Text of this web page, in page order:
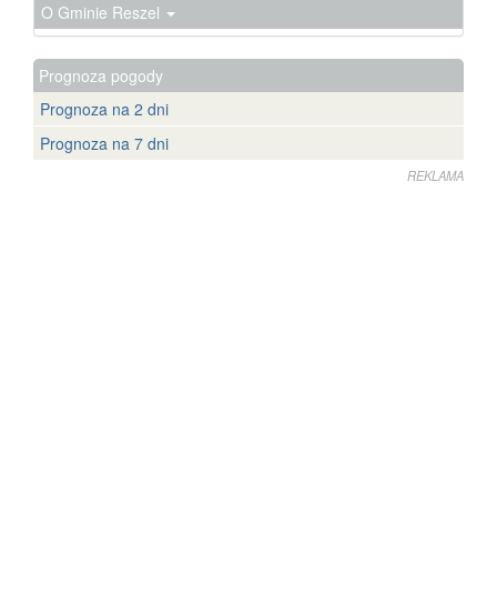
O Gminie Reszel
Prognoza pogody
Prognoza na 2 dni
Prognoza na 7 dni
REKLAMA